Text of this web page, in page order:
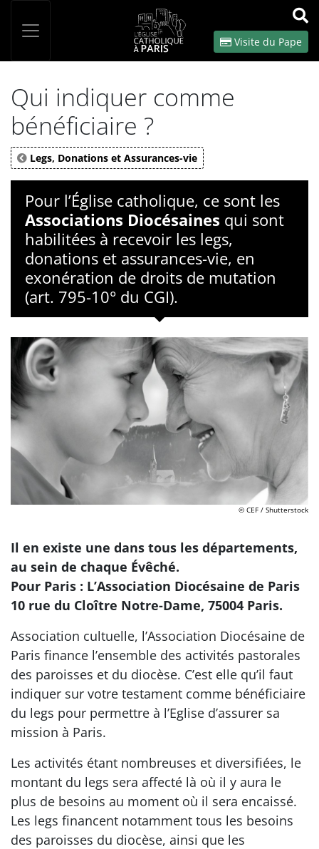
OK
Visite du Pape
Qui indiquer comme
bénéficiaire ?
Legs, Donations et Assurances-vie
Pour l’Église catholique, ce sont les
Associations Diocésaines qui sont
habilitées à recevoir les legs,
donations et assurances-vie, en
exonération de droits de mutation
(art. 795-10° du CGI).
© CEF / Shutterstock
Il en existe une dans tous les départements,
au sein de chaque Évêché.
Pour Paris : L’Association Diocésaine de Paris
10 rue du Cloître Notre-Dame, 75004 Paris.
Association cultuelle, l’Association Diocésaine de
Paris finance l’ensemble des activités pastorales
des paroisses et du diocèse. C’est elle qu’il faut
indiquer sur votre testament comme bénéficiaire
du legs pour permettre à l’Eglise d’assurer sa
mission à Paris.
Les activités étant nombreuses et diversifiées, le
montant du legs sera affecté là où il y aura le
plus de besoins au moment où il sera encaissé.
Les legs financent notamment tous les besoins
des paroisses du diocèse, ainsi que les
Panneau de gestion des cookies